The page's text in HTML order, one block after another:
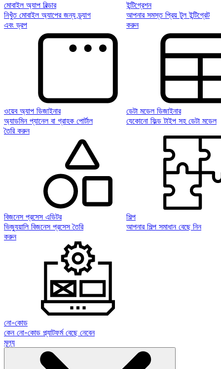
মোবাইল অ্যাপ বিল্ডার
নিখুঁত মোবাইল অ্যাপের জন্য ড্র্যাগ
এবং ড্রপ
ইন্টিগ্রেশন
আপনার সমস্ত প্রিয় টুল ইন্টিগ্রেট
করুন
ওয়েব অ্যাপ ডিজাইনার
অ্যাডমিন প্যানেল বা গ্রাহক পোর্টাল
তৈরি করুন
ডেটা মডেল ডিজাইনার
যেকোনো ফিল্ড টাইপ সহ ডেটা মডেল
বিজনেস প্রসেস এডিটর
ভিজ্যুয়ালি বিজনেস প্রসেস তৈরি
করুন
শিল্প
আপনার শিল্প সমাধান বেছে নিন
নো-কোড
কেন নো-কোড প্ল্যাটফর্ম বেছে নেবেন
মূল্য